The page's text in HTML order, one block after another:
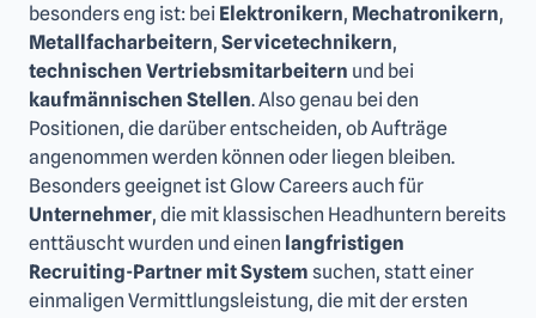
besonders eng ist: bei Elektronikern, Mechatronikern,
Metallfacharbeitern, Servicetechnikern,
technischen Vertriebsmitarbeitern und bei
kaufmännischen Stellen. Also genau bei den
Positionen, die darüber entscheiden, ob Aufträge
angenommen werden können oder liegen bleiben.
Besonders geeignet ist Glow Careers auch für
Unternehmer, die mit klassischen Headhuntern bereits
enttäuscht wurden und einen langfristigen
Recruiting-Partner mit System suchen, statt einer
einmaligen Vermittlungsleistung, die mit der ersten